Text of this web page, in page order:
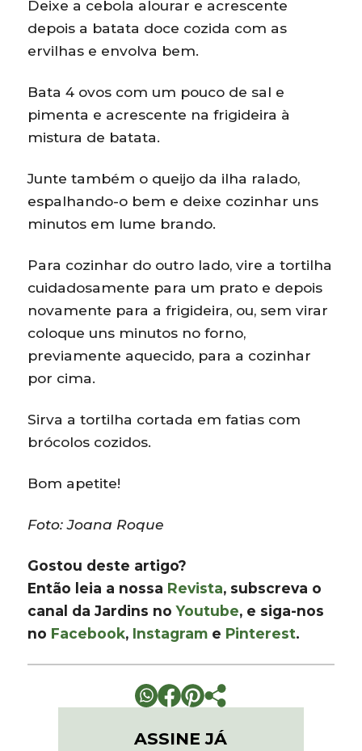
Deixe a cebola alourar e acrescente
depois a batata doce cozida com as
ervilhas e envolva bem.
Bata 4 ovos com um pouco de sal e
pimenta e acrescente na frigideira à
mistura de batata.
Junte também o queijo da ilha ralado,
espalhando-o bem e deixe cozinhar uns
minutos em lume brando.
Para cozinhar do outro lado, vire a tortilha
cuidadosamente para um prato e depois
novamente para a frigideira, ou, sem virar
coloque uns minutos no forno,
previamente aquecido, para a cozinhar
por cima.
Sirva a tortilha cortada em fatias com
brócolos cozidos.
Bom apetite!
Foto: Joana Roque
Gostou deste artigo?
Então leia a nossa Revista, subscreva o
canal da Jardins noYoutube, e siga-nos
no Facebook, Instagram e Pinterest.
ASSINE JÁ